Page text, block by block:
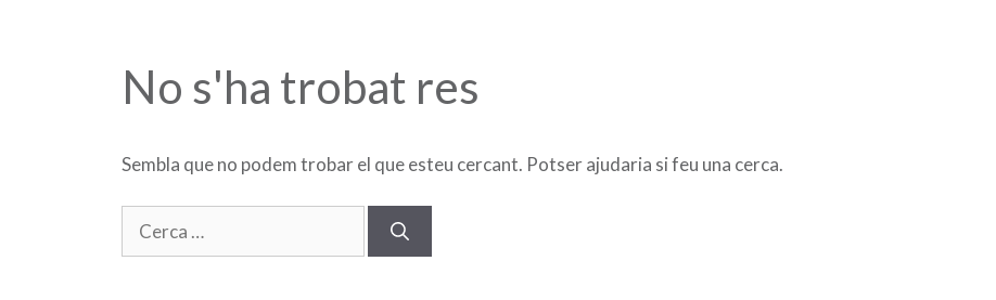
No s'ha trobat res
Sembla que no podem trobar el que esteu cercant. Potser ajudaria si feu una cerca.